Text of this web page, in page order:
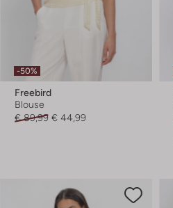
-50%
Freebird
Blouse
€ 89,99 € 44,99